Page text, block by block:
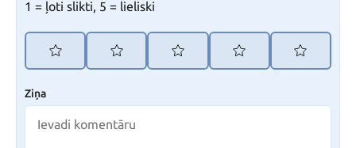
1 = ļoti slikti, 5 = lieliski
Ziņa